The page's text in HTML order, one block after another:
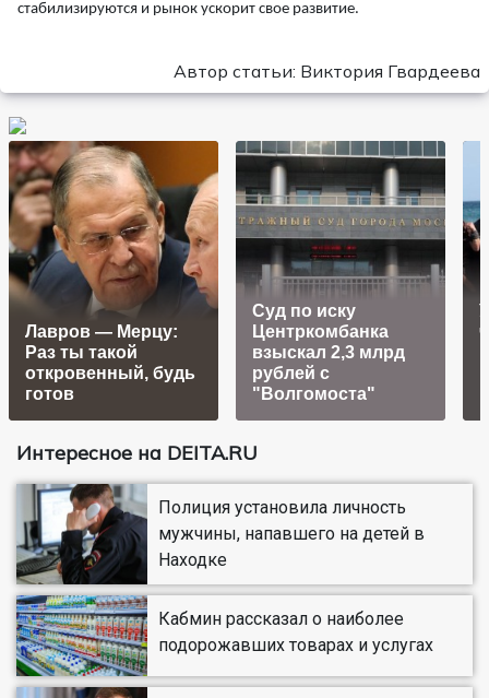
стабилизируются и рынок ускорит свое развитие.
Автор статьи: Виктория Гвардеева
Лавров — Мерцу:
Раз ты такой
откровенный, будь
готов
Суд по иску
Центркомбанка
взыскал 2,3 млрд
рублей с
"Волгомоста"
Интересное на DEITA.RU
Полиция установила личность
мужчины, напавшего на детей в
Находке
Кабмин рассказал о наиболее
подорожавших товарах и услугах